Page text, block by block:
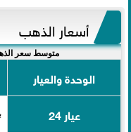
أسعار الذهب
متوسط سعر
الوحدة والعيار
عيار 24